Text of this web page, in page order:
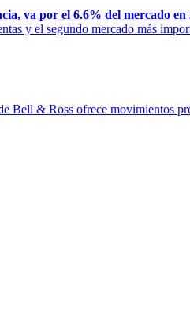
va por el 6.6% del mercado en
y el segundo mercado más
Bell & Ross ofrece movimientos